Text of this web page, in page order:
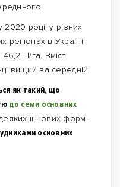
2020 році, у різних
регіонах в Україні
Ц/га. Вміст
вищий за середній.
як такий, що
до семи основних
її нових форм.
основних